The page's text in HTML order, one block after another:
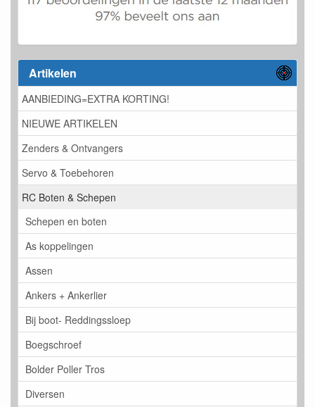
Artikelen
AANBIEDING=EXTRA KORTING!
NIEUWE ARTIKELEN
Zenders & Ontvangers
Servo & Toebehoren
RC Boten & Schepen
Schepen en boten
As koppelingen
Assen
Ankers + Ankerlier
Bij boot- Reddingssloep
Boegschroef
Bolder Poller Tros
Diversen